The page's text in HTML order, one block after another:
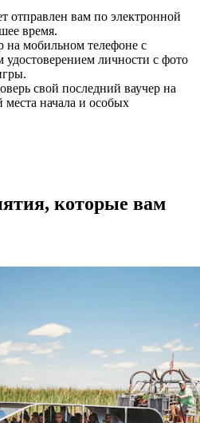
отправлен вам по электронной
время.
на мобильном телефоне с
удостоверением личности с фото
свой последний ваучер на
места начала и особых
которые вам